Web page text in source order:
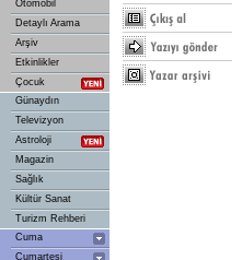
Otomobil
Detaylı Arama
Arşiv
Etkinlikler
Çocuk
Günaydın
Televizyon
Astroloji
Magazin
Sağlık
Kültür Sanat
Turizm Rehberi
Cuma
Cumartesi